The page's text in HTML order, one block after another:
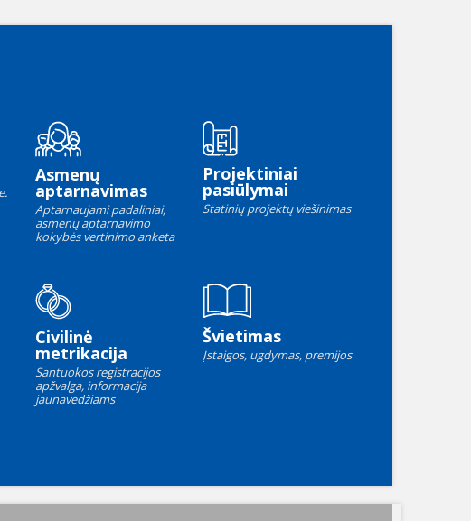
Asmenų
aptarnavimas
Aptarnaujami padaliniai,
asmenų aptarnavimo
kokybės vertinimo anketa
Projektiniai
pasiūlymai
Statinių projektų viešinimas
Civilinė
metrikacija
Santuokos registracijos
apžvalga, informacija
jaunavedžiams
Švietimas
Įstaigos, ugdymas, premijos